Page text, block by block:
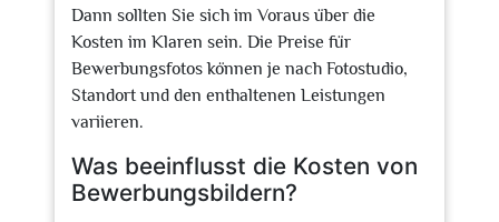
Dann sollten Sie sich im Voraus über die
Kosten im Klaren sein. Die Preise für
Bewerbungsfotos können je nach Fotostudio,
Standort und den enthaltenen Leistungen
variieren.
Was beeinflusst die Kosten von
Bewerbungsbildern?